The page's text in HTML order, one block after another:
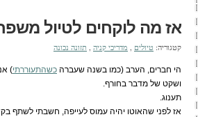
אז מה לוקחים לטיול
קטגוריה: טיולים , מדריכי קניה , תזונה נכונה
הי חברים, הערב (כמו בשנה שעברה כשהתעוררתי)
ושקט של מדבר בחורף.
תענוג.
אז לפני שהאוטו יהיה עמוס לעייפה, חשבתי לשתף